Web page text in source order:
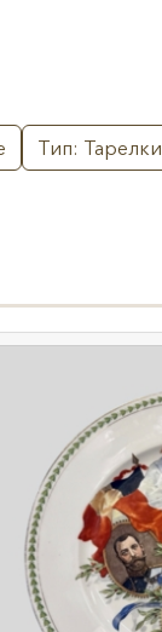
Тип: Тарелки